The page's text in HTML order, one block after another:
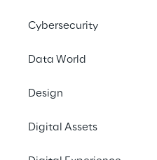
Cybersecurity
Data World
Design
Digital Assets
#ERP Integration